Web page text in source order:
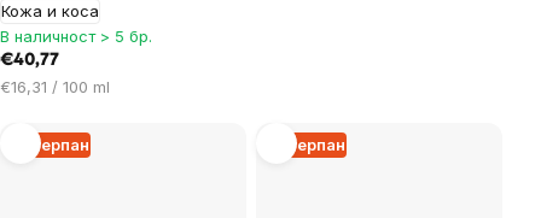
Кожа и коса
В наличност > 5 бр.
€40,77
Цена
мярка:
€16,31 / 100 ml
Изчерпан Изчерпан